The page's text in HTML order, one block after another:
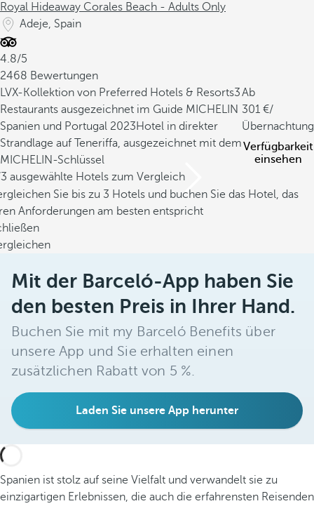
Royal Hideaway Corales Beach - Adults Only
Adeje, Spain
4.8/5
2468 Bewertungen
LVX-Kollektion von Preferred Hotels & Resorts3
Restaurants ausgezeichnet im Guide MICHELIN
Spanien und Portugal 2023Hotel in direkter
Strandlage auf Teneriffa, ausgezeichnet mit dem
MICHELIN-Schlüssel
Ab
301
/
Übernachtung
Verfügbarkeit
einsehen
ausgewählte Hotels zum Vergleich
Sie bis zu 3 Hotels und buchen Sie das Hotel, das
Anforderungen am besten entspricht
Mit der Barceló-App haben Sie
den besten Preis in Ihrer Hand.
Buchen Sie mit my Barceló Benefits über
unsere App und Sie erhalten einen
zusätzlichen Rabatt von 5 %.
Laden Sie unsere App herunter
Spanien ist stolz auf seine Vielfalt und verwandelt sie zu
einzigartigen Erlebnissen, die auch die erfahrensten Reisenden